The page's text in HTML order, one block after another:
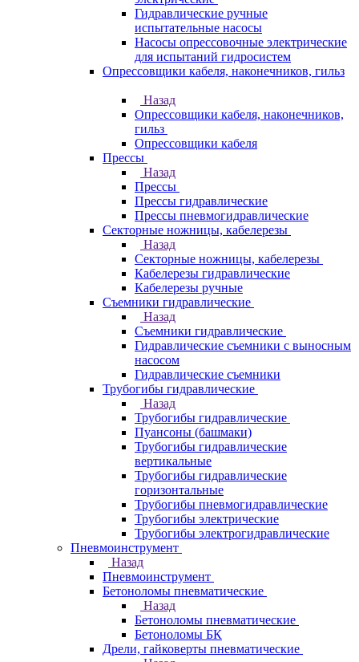
Гидравлические ручные
испытательные насосы
Насосы опрессовочные электрические
для испытаний гидросистем
Опрессовщики кабеля, наконечников, гильз
Назад
Опрессовщики кабеля, наконечников,
гильз
Опрессовщики кабеля
Прессы
Назад
Прессы
Прессы гидравлические
Прессы пневмогидравлические
Секторные ножницы, кабелерезы
Назад
Секторные ножницы, кабелерезы
Кабелерезы гидравлические
Кабелерезы ручные
Съемники гидравлические
Назад
Съемники гидравлические
Гидравлические cъемники с выносным
насосом
Гидравлические съемники
Трубогибы гидравлические
Назад
Трубогибы гидравлические
Пуансоны (башмаки)
Трубогибы гидравлические
вертикальные
Трубогибы гидравлические
горизонтальные
Трубогибы пневмогидравлические
Трубогибы электрические
Трубогибы электрогидравлические
Пневмоинструмент
Назад
Пневмоинструмент
Бетоноломы пневматические
Назад
Бетоноломы пневматические
Бетоноломы БК
Дрели, гайковерты пневматические